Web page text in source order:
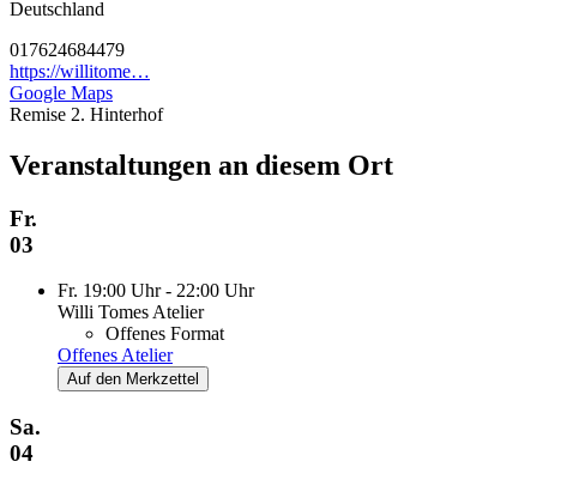
Deutschland
017624684479
https://willitome…
Google Maps
Remise 2. Hinterhof
Veranstaltungen an diesem Ort
Fr.
03
Fr. 19:00 Uhr - 22:00 Uhr
Willi Tomes Atelier
Offenes Format
Offenes Atelier
Auf den Merkzettel
Sa.
04